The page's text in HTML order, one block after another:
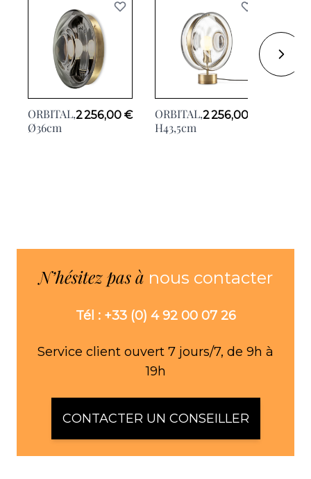
ORBITAL,
Ø36cm
2 256,00 €
ORBITAL,
H43,5cm
2 256,00 €
N’hésitez pas à nous contacter
Tél : +33 (0) 4 92 00 07 26
Service client ouvert 7 jours/7, de 9h à
19h
CONTACTER UN CONSEILLER